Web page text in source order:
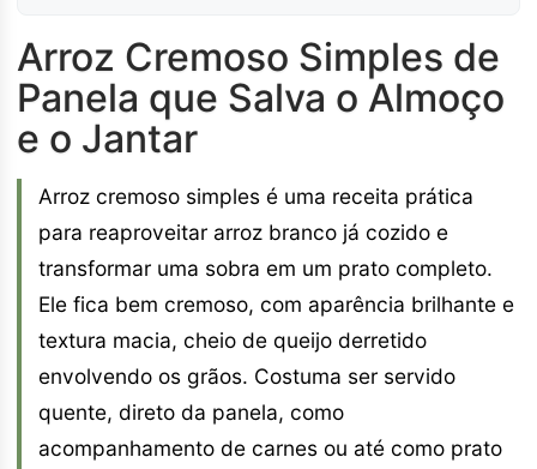
Arroz Cremoso Simples de
Panela que Salva o Almoço
e o Jantar
Arroz cremoso simples é uma receita prática
para reaproveitar arroz branco já cozido e
transformar uma sobra em um prato completo.
Ele fica bem cremoso, com aparência brilhante e
textura macia, cheio de queijo derretido
envolvendo os grãos. Costuma ser servido
quente, direto da panela, como
acompanhamento de carnes ou até como prato